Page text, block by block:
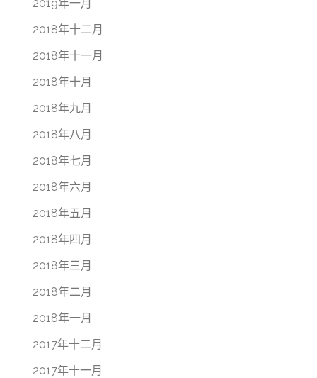
2019年一月
2018年十二月
2018年十一月
2018年十月
2018年九月
2018年八月
2018年七月
2018年六月
2018年五月
2018年四月
2018年三月
2018年二月
2018年一月
2017年十二月
2017年十一月